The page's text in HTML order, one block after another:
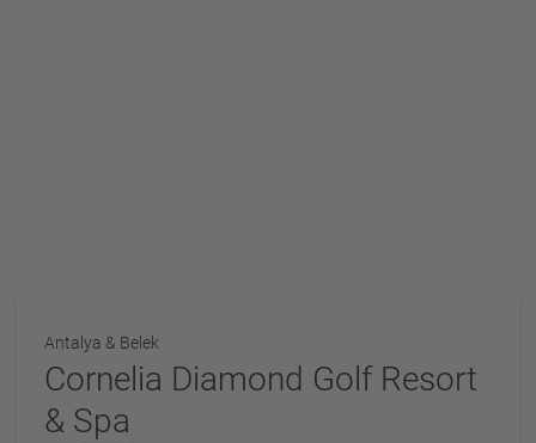
Antalya & Belek
Cornelia Diamond Golf Resort
& Spa